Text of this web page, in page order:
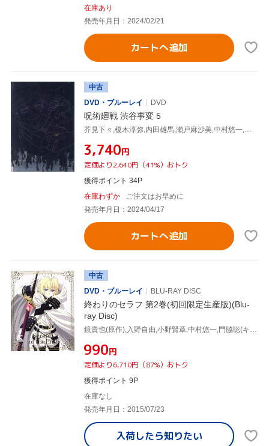
在庫あり
発売年月日：2024/02/21
カートへ追加
中古
DVD・ブルーレイ
DVD
呪術廻戦 渋谷事変 5
¥3,740円
定価より2,640円（41%）おトク
獲得ポイント 34P
在庫わずか
ご注文はお早めに
発売年月日：2024/04/17
カートへ追加
中古
DVD・ブルーレイ
BLU-RAY DISC
終わりのセラフ 第2巻(初回限定生産版)(Blu-
ray Disc)
¥990円
定価より6,710円（87%）おトク
獲得ポイント 9P
在庫なし
発売年月日：2015/07/23
入荷したら知りたい